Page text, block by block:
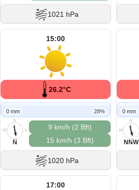
1021 hPa
15:00
26.2°C
0 mm 28%
N
O
S
W
N
9 km/h (2 Bft)
15 km/h (3 Bft)
1020 hPa
0 mm
N
S
W
NNW
17:00